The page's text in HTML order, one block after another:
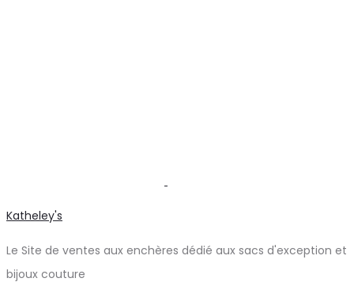
Katheley's
Le Site de ventes aux enchères dédié aux sacs d'exception et
bijoux couture